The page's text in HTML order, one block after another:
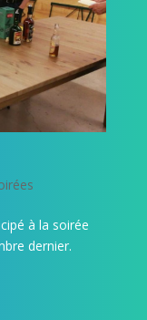
à la soirée
dernier.